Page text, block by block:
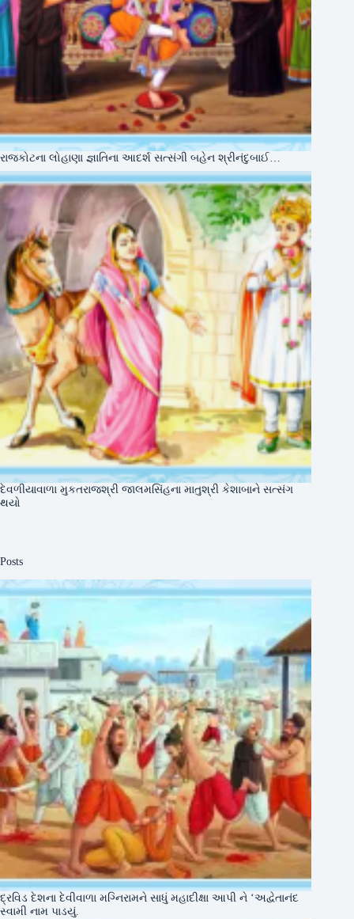
રાજકોટના લોહાણા જ્ઞાતિના આદર્શ સત્સંગી બહેન શ્રીનંદુબાઈ…
દેવળીયાવાળા મુકતરાજશ્રી જાલમસિંહના માતુશ્રી કેશાબાને સત્સંગ
થયો
Posts
દ્રવિડ દેશના દેવીવાળા મગ્નિરામને સાધું મહાદીક્ષા આપી ને ‘અદ્વેતાનંદ
સ્વામી નામ પાડયું.